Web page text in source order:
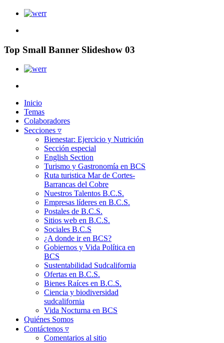
Top Small Banner Slideshow 03
Inicio
Temas
Colaboradores
Secciones ▿
Bienestar: Ejercicio y Nutrición
Sección especial
English Section
Turismo y Gastronomía en BCS
Ruta turistica Mar de Cortes-
Barrancas del Cobre
Nuestros Talentos B.C.S.
Empresas líderes en B.C.S.
Postales de B.C.S.
Sitios web en B.C.S.
Sociales B.C.S
¿A donde ir en BCS?
Gobiernos y Vida Política en
BCS
Sustentabilidad Sudcalifornia
Ofertas en B.C.S.
Bienes Raíces en B.C.S.
Ciencia y biodiversidad
sudcalifornia
Vida Nocturna en BCS
Quiénes Somos
Contáctenos ▿
Comentarios al sitio